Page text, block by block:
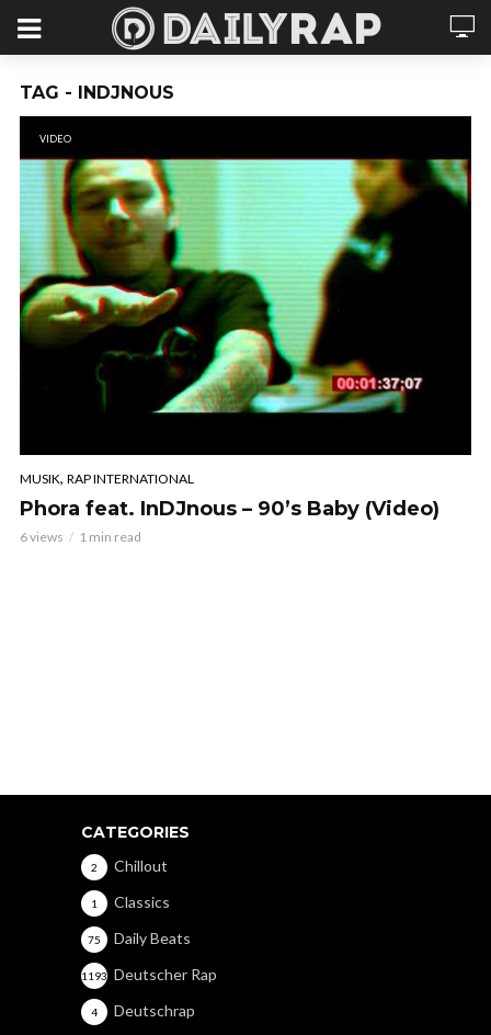
TAG - INDJNOUS
VIDEO
MUSIK, RAP INTERNATIONAL
Phora feat. InDJnous – 90’s Baby (Video)
6 views 1 min read
CATEGORIES
Chillout
2
Classics
1
Daily Beats
75
Deutscher Rap
1193
Deutschrap
4